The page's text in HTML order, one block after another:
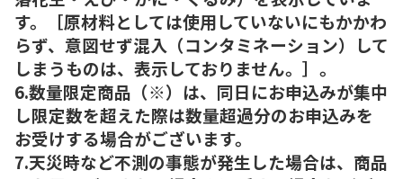
す。［原材料としては使用していないにもかかわ
らず、意図せず混入（コンタミネーション）して
しまうものは、表示しておりません。］。
6.数量限定商品（※）は、同日にお申込みが集中
し限定数を超えた際は数量超過分のお申込みを
お受けする場合がございます。
7.天災時など不測の事態が発生した場合は、商品